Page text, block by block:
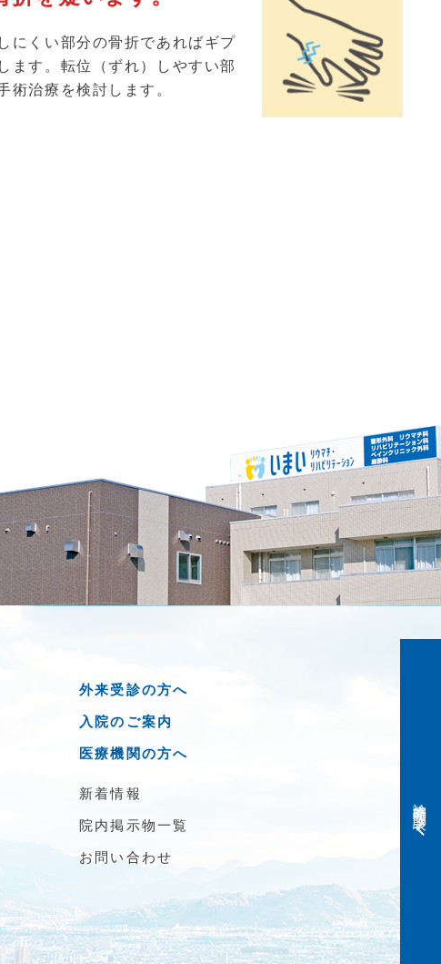
にくい部分の骨折であればギプ
ます。転位（ずれ）しやすい部
術治療を検討します。
外来受診の方へ
入院のご案内
医療機関の方へ
新着情報
院内掲示物一覧
お問い合わせ